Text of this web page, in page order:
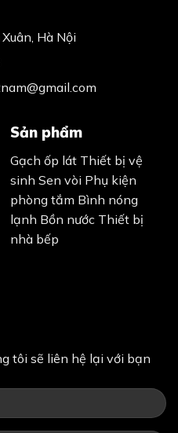
Hà Nội
Sản phẩm
Gạch ốp lát Thiết bị vệ
sinh Sen vòi Phụ kiện
phòng tắm Bình nóng
lạnh Bồn nước Thiết bị
nhà bếp
tôi sẽ liên hệ lại với bạn